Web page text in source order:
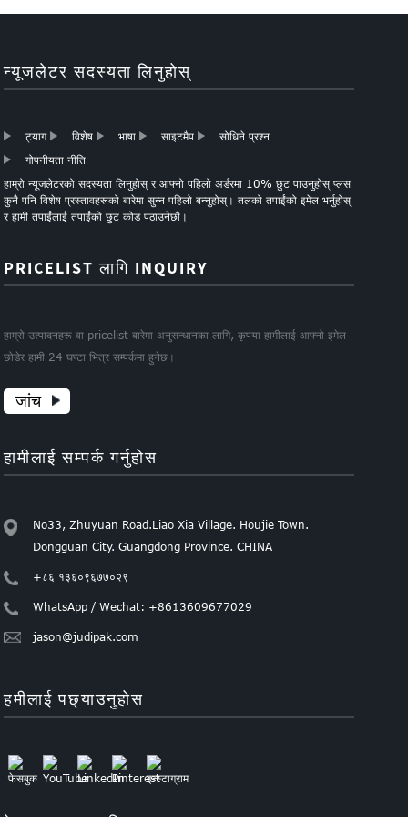
न्यूजलेटर सदस्यता लिनुहोस्
ट्याग विशेष भाषा साइटमैप
सोधिने प्रश्न
गोपनीयता नीति
हाम्रो न्यूजलेटरको सदस्यता लिनुहोस् र आफ्नो पहिलो अर्डरमा 10% छुट पाउनुहोस् प्लस
कुनै पनि विशेष प्रस्तावहरूको बारेमा सुन्न पहिलो बन्नुहोस्। तलको तपाईंको इमेल भर्नुहोस्
र हामी तपाईंलाई तपाईंको छुट कोड पठाउनेछौं।
PRICELIST लागि INQUIRY
हाम्रो उत्पादनहरू वा pricelist बारेमा अनुसन्धानका लागि, कृपया हामीलाई आफ्नो इमेल
छोडेर हामी 24 घण्टा भित्र सम्पर्कमा हुनेछ।
जांच
हामीलाई सम्पर्क गर्नुहोस
No33, Zhuyuan Road.Liao Xia Village. Houjie Town.
Dongguan City. Guangdong Province. CHINA
+८६ १३६०९६७७०२९
WhatsApp / Wechat: +8613609677029
jason@judipak.com
हमीलाई पछ्याउनुहोस